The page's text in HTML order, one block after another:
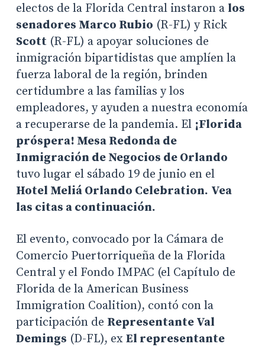
electos de la Florida Central instaron a los
senadores Marco Rubio (R-FL) y Rick
Scott(R-FL) a apoyar soluciones de
inmigración bipartidistas que amplíen la
fuerza laboral de la región, brinden
certidumbre a las familias y los
empleadores, y ayuden a nuestra economía
a recuperarse de la pandemia. El ¡Florida
próspera! Mesa Redonda de
Inmigración de Negocios de Orlando
tuvo lugar el sábado 19 de junio en el
Hotel Meliá Orlando Celebration. Vea
las citas a continuación.
El evento, convocado por la Cámara de
Comercio Puertorriqueña de la Florida
Central y el Fondo IMPAC (el Capítulo de
Florida de la American Business
Immigration Coalition), contó con la
participación de Representante Val
Demings (D-FL), ex El representante